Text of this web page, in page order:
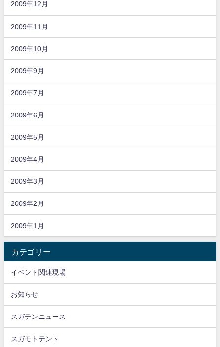
2009年12月
2009年11月
2009年10月
2009年9月
2009年7月
2009年6月
2009年5月
2009年4月
2009年3月
2009年2月
2009年1月
カテゴリー
イベント関連現場
お知らせ
スガテンニュース
スガモトテント